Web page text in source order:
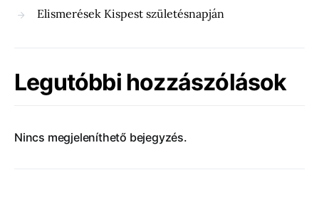
Elismerések Kispest születésnapján
Legutóbbi hozzászólások
Nincs megjeleníthető bejegyzés.